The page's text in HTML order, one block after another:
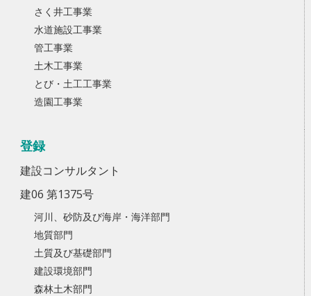
さく井工事業
水道施設工事業
管工事業
土木工事業
とび・土工工事業
造園工事業
登録
建設コンサルタント
建06 第1375号
河川、砂防及び海岸・海洋部門
地質部門
土質及び基礎部門
建設環境部門
森林土木部門